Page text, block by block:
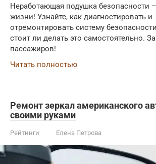
Неработающая подушка безопасности
жизни! Узнайте, как диагностировать и
отремонтировать систему
стоит ли делать это самостоятельно.
пассажиров!
Читать полностью
Ремонт зеркал американского
своими руками
Рейтинги Елена Петрова